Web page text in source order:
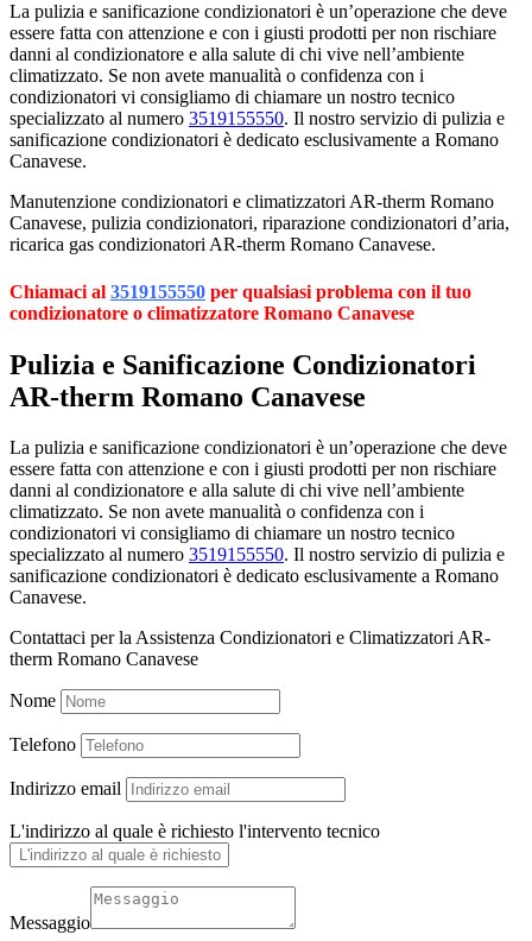
La pulizia e sanificazione condizionatori è un’operazione che deve
essere fatta con attenzione e con i giusti prodotti per non rischiare
danni al condizionatore e alla salute di chi vive nell’ambiente
climatizzato. Se non avete manualità o confidenza con i
condizionatori vi consigliamo di chiamare un nostro tecnico
specializzato al numero 3519155550. Il nostro servizio di pulizia e
sanificazione condizionatori è dedicato esclusivamente a Romano
Canavese.
Manutenzione condizionatori e climatizzatori AR-therm Romano
Canavese, pulizia condizionatori, riparazione condizionatori d’aria,
ricarica gas condizionatori AR-therm Romano Canavese.
Chiamaci al 3519155550 per qualsiasi problema con il tuo
condizionatore o climatizzatore Romano Canavese
Pulizia e Sanificazione Condizionatori
AR-therm Romano Canavese
La pulizia e sanificazione condizionatori è un’operazione che deve
essere fatta con attenzione e con i giusti prodotti per non rischiare
danni al condizionatore e alla salute di chi vive nell’ambiente
climatizzato. Se non avete manualità o confidenza con i
condizionatori vi consigliamo di chiamare un nostro tecnico
specializzato al numero 3519155550. Il nostro servizio di pulizia e
sanificazione condizionatori è dedicato esclusivamente a Romano
Canavese.
Contattaci per la Assistenza Condizionatori e Climatizzatori AR-
therm Romano Canavese
Nome
Telefono
Indirizzo email
L'indirizzo al quale è richiesto l'intervento tecnico
Messaggio